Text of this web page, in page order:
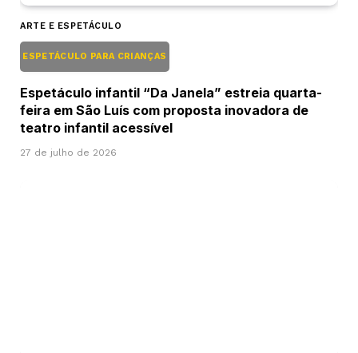
ARTE E ESPETÁCULO
ESPETÁCULO PARA CRIANÇAS
Espetáculo infantil “Da Janela” estreia quarta-
feira em São Luís com proposta inovadora de
teatro infantil acessível
27 de julho de 2026